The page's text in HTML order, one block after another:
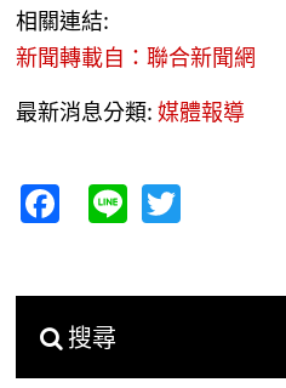
相關連結:
新聞轉載自：聯合新聞網
最新消息分類:媒體報導
Facebook
Line
搜尋